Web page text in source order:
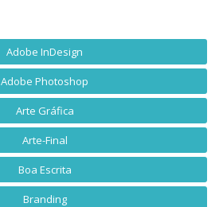
Adobe InDesign
Adobe Photoshop
Arte Gráfica
Arte-Final
Boa Escrita
Branding